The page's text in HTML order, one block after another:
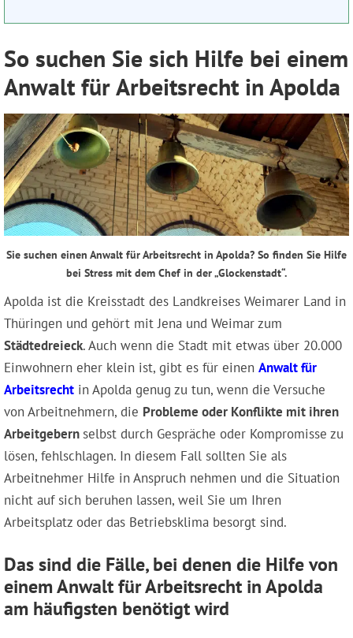
So suchen Sie sich Hilfe bei einem
Anwalt für Arbeitsrecht in Apolda
Sie suchen einen Anwalt für Arbeitsrecht in Apolda? So finden Sie Hilfe
bei Stress mit dem Chef in der „Glockenstadt“.
Apolda ist die Kreisstadt des Landkreises Weimarer Land in
Thüringen und gehört mit Jena und Weimar zum
Städtedreieck. Auch wenn die Stadt mit etwas über 20.000
Einwohnern eher klein ist, gibt es für einen Anwalt für
Arbeitsrecht in Apolda genug zu tun, wenn die Versuche
von Arbeitnehmern, die Probleme oder Konflikte mit ihren
Arbeitgebernselbst durch Gespräche oder Kompromisse zu
lösen, fehlschlagen. In diesem Fall sollten Sie als
Arbeitnehmer Hilfe in Anspruch nehmen und die Situation
nicht auf sich beruhen lassen, weil Sie um Ihren
Arbeitsplatz oder das Betriebsklima besorgt sind.
Das sind die Fälle, bei denen die Hilfe von
einem Anwalt für Arbeitsrecht in Apolda
am häufigsten benötigt wird